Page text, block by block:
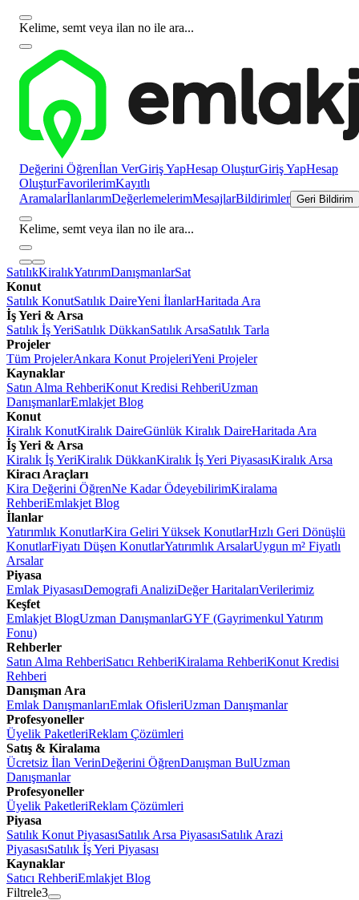
Kelime, semt veya ilan no ile ara...
Değerini Öğrenİlan VerGiriş YapHesap OluşturGiriş YapHesap
OluşturFavorilerimKayıtlı
AramalarİlanlarımDeğerlemelerimMesajlarBildirimler Geri Bildirim
Kelime, semt veya ilan no ile ara...
SatılıkKiralıkYatırımDanışmanlarSat
Konut
Satılık KonutSatılık DaireYeni İlanlarHaritada Ara
İş Yeri & Arsa
Satılık İş YeriSatılık DükkanSatılık ArsaSatılık Tarla
Projeler
Tüm ProjelerAnkara Konut ProjeleriYeni Projeler
Kaynaklar
Satın Alma RehberiKonut Kredisi RehberiUzman
DanışmanlarEmlakjet Blog
Konut
Kiralık KonutKiralık DaireGünlük Kiralık DaireHaritada Ara
İş Yeri & Arsa
Kiralık İş YeriKiralık DükkanKiralık İş Yeri PiyasasıKiralık Arsa
Kiracı Araçları
Kira Değerini ÖğrenNe Kadar ÖdeyebilirimKiralama
RehberiEmlakjet Blog
İlanlar
Yatırımlık KonutlarKira Geliri Yüksek KonutlarHızlı Geri Dönüşlü
KonutlarFiyatı Düşen KonutlarYatırımlık ArsalarUygun m² Fiyatlı
Arsalar
Piyasa
Emlak PiyasasıDemografi AnaliziDeğer HaritalarıVerilerimiz
Keşfet
Emlakjet BlogUzman DanışmanlarGYF (Gayrimenkul Yatırım
Fonu)
Rehberler
Satın Alma RehberiSatıcı RehberiKiralama RehberiKonut Kredisi
Rehberi
Danışman Ara
Emlak DanışmanlarıEmlak OfisleriUzman Danışmanlar
Profesyoneller
Üyelik PaketleriReklam Çözümleri
Satış & Kiralama
Ücretsiz İlan VerinDeğerini ÖğrenDanışman BulUzman
Danışmanlar
Profesyoneller
Üyelik PaketleriReklam Çözümleri
Piyasa
Satılık Konut PiyasasıSatılık Arsa PiyasasıSatılık Arazi
PiyasasıSatılık İş Yeri Piyasası
Kaynaklar
Satıcı RehberiEmlakjet Blog
Filtrele3